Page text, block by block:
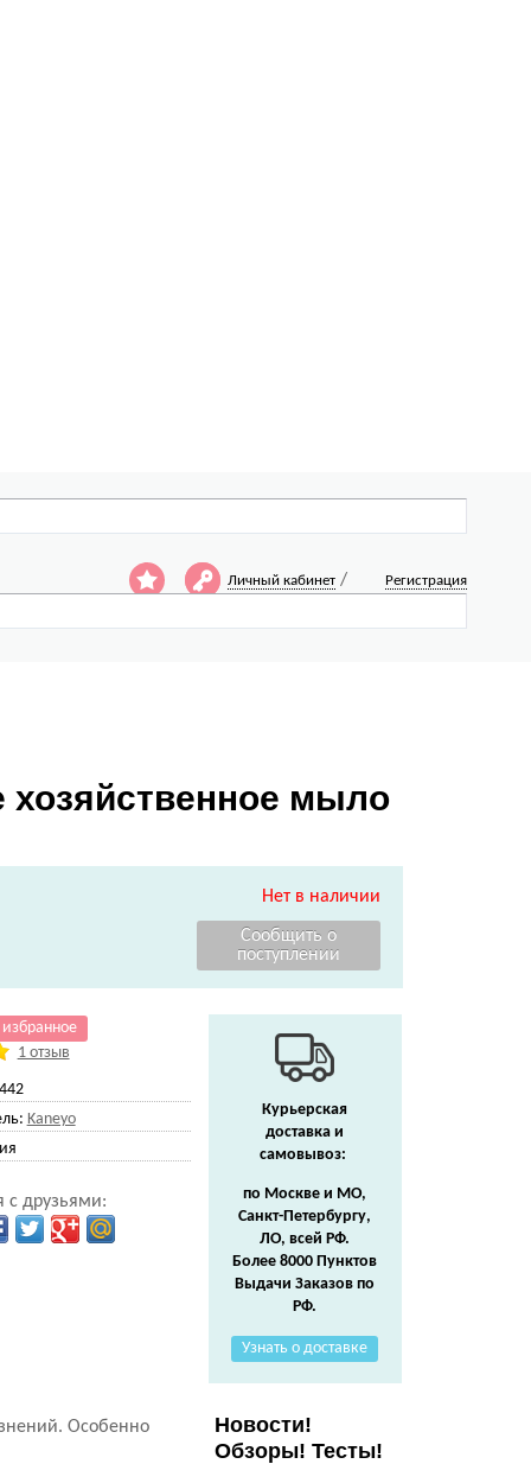
Личный кабинет / Регистрация
хозяйственное мыло
Нет в наличии
1 отзыв
Kaneyo
с друзьями:
Особенно
Курьерская
доставка и
самовывоз:
по Москве и МО,
Санкт-Петербургу,
ЛО, всей РФ.
Более 8000 Пунктов
Выдачи Заказов по
РФ.
Узнать о доставке
Новости!
Обзоры! Тесты!